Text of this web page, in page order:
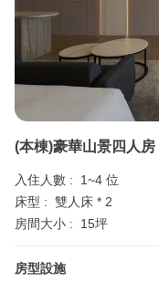
(本棟)豪華山景四人房
入住人數 :
1~4 位
床型 : 雙人床 * 2
房間大小 :
15坪
房型設施